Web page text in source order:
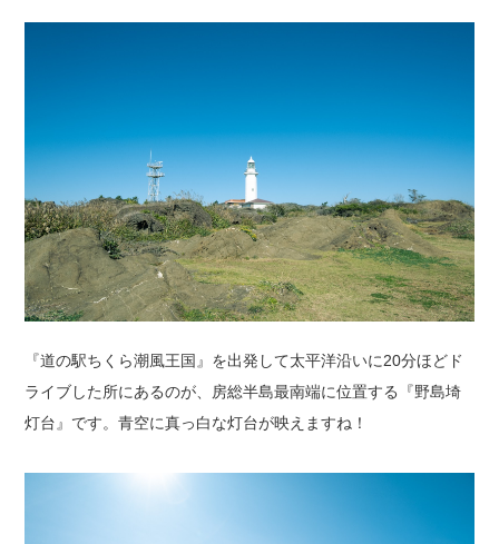
『道の駅ちくら潮風王国』を出発して太平洋沿いに20分ほどド
ライブした所にあるのが、房総半島最南端に位置する『野島埼
灯台』です。青空に真っ白な灯台が映えますね！